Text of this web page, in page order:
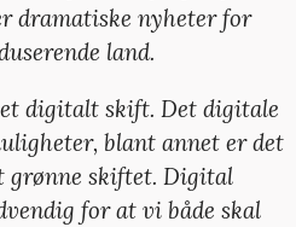
dramatiske nyheter for
land.
digitalt skift. Det digitale
blant annet er det
grønne skiftet. Digital
for at vi både skal